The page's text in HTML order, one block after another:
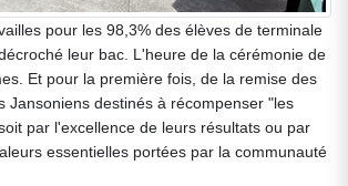
pour les 98,3% des élèves de terminale
leur bac. L'heure de la cérémonie de
Et pour la première fois, de la remise des
Jansoniens destinés à récompenser "les
par l'excellence de leurs résultats ou par
essentielles portées par la communauté